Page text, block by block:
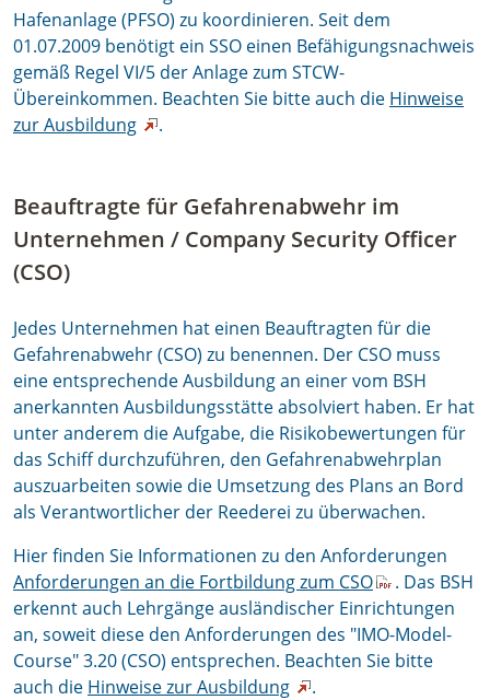
Hafenanlage (PFSO) zu koordinieren. Seit dem
01.07.2009 benötigt ein SSO einen Befähigungsnachweis
gemäß Regel VI/5 der Anlage zum STCW-
Übereinkommen. Beachten Sie bitte auch die Hinweise
zur Ausbildung
.
Beauftragte für Gefahrenabwehr im
Unternehmen / Company Security Officer
(CSO)
Jedes Unternehmen hat einen Beauftragten für die
Gefahrenabwehr (CSO) zu benennen. Der CSO muss
eine entsprechende Ausbildung an einer vom BSH
anerkannten Ausbildungsstätte absolviert haben. Er hat
unter anderem die Aufgabe, die Risikobewertungen für
das Schiff durchzuführen, den Gefahrenabwehrplan
auszuarbeiten sowie die Umsetzung des Plans an Bord
als Verantwortlicher der Reederei zu überwachen.
Hier finden Sie Informationen zu den Anforderungen
Anforderungen an die Fortbildung zum CSO
. Das BSH
erkennt auch Lehrgänge ausländischer Einrichtungen
an, soweit diese den Anforderungen des "IMO-Model-
Course" 3.20 (CSO) entsprechen. Beachten Sie bitte
auch die Hinweise zur Ausbildung
.